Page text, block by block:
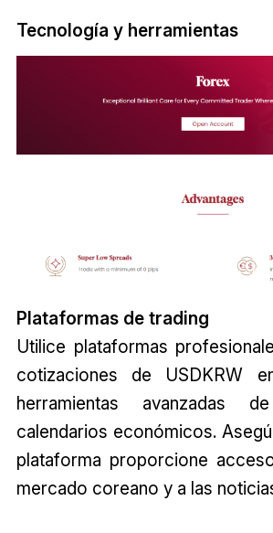
Tecnología y herramientas
Plataformas de trading
Utilice plataformas
cotizaciones de USDKRW
herramientas avanzadas
calendarios económicos.
plataforma proporcione
mercado coreano y a las